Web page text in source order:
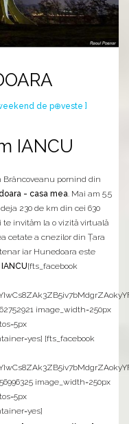
de p⊕veste ]
IANCU
Brâncoveanu pornind din
- casa mea. Mai am 5.5
230 de km din cei 630
invităm la o vizită virtuală
cetate a cnezilor din Ţara
iar Hunedoara este
[fts_facebook
image_width=250px
[fts_facebook
image_width=250px